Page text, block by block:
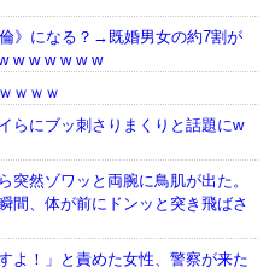
》になる？→既婚男女の約7割が
w w w w w w
ｗｗｗ
らにブッ刺さりまくりと話題にw
突然ゾワッと両腕に鳥肌が出た。
間、体が前にドンッと突き飛ばさ
よ！」と責めた女性、警察が来た